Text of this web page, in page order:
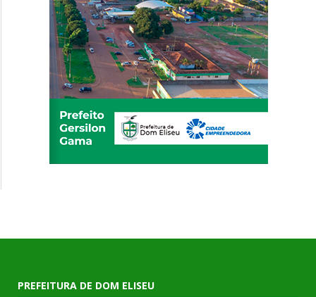
PREFEITURA DE DOM ELISEU